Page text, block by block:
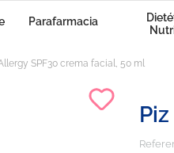
Parafarmacia
SPF30 crema facial, 50 ml